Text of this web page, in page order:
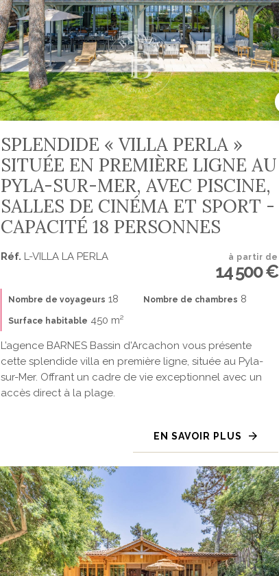
SPLENDIDE « VILLA PERLA »
SITUÉE EN PREMIÈRE LIGNE AU
PYLA-SUR-MER, AVEC PISCINE,
SALLES DE CINÉMA ET SPORT -
CAPACITÉ 18 PERSONNES
Réf. L-VILLA LA PERLA à partir de
14 500 €
Nombre de voyageurs 18 Nombre de chambres 8
Surface habitable 450 m²
L’agence BARNES Bassin d'Arcachon vous présente
cette splendide villa en première ligne, située au Pyla-
sur-Mer. Offrant un cadre de vie exceptionnel avec un
accès direct à la plage.
EN SAVOIR PLUS